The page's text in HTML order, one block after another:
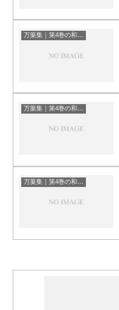
万葉集｜第4巻の和歌一覧
万葉集｜第4巻の和歌一覧